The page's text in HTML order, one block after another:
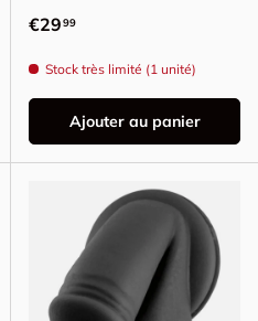
Prix habituel
€2999
Stock très limité (1 unité)
Ajouter au panier